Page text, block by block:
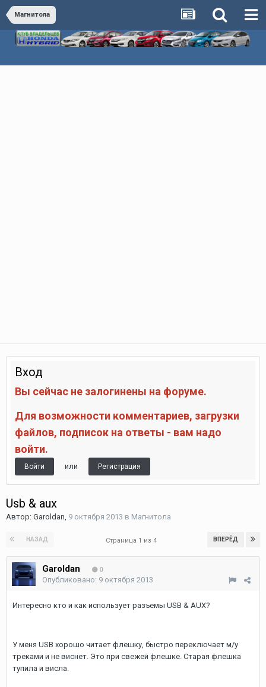
Магнитола
Вход
Вы сейчас не залогинены на форуме.
Для возможности комментариев, загрузки
файлов, подписок на ответы - вам надо
войти.
Войти или Регистрация
Usb & aux
Автор: Garoldan, 9 октября 2013 в Магнитола
НАЗАД ВПЕРЁД
Страница 1 из 4
Garoldan 0
Опубликовано: 9 октября 2013
Интересно кто и как использует разъемы USB & AUX?
У меня USB хорошо читает флешку, быстро переключает м/у
треками и не виснет. Это при свежей флешке. Старая флешка
тупила и висла.